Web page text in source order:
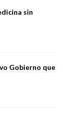
sin
Gobierno que